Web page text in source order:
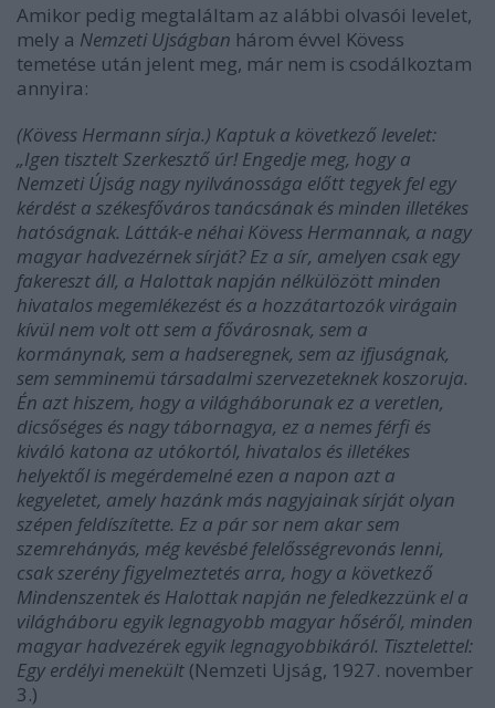
Amikor pedig megtaláltam az alábbi olvasói levelet,
mely a Nemzeti Ujságban három évvel Kövess
temetése után jelent meg, már nem is csodálkoztam
annyira:
(Kövess Hermann sírja.) Kaptuk a következő levelet:
„Igen tisztelt Szerkesztő úr! Engedje meg, hogy a
Nemzeti Újság nagy nyilvánossága előtt tegyek fel egy
kérdést a székesfőváros tanácsának és minden illetékes
hatóságnak. Látták-e néhai Kövess Hermannak, a nagy
magyar hadvezérnek sírját? Ez a sír, amelyen csak egy
fakereszt áll, a Halottak napján nélkülözött minden
hivatalos megemlékezést és a hozzátartozók virágain
kívül nem volt ott sem a fővárosnak, sem a
kormánynak, sem a hadseregnek, sem az ifjuságnak,
sem semminemü társadalmi szervezeteknek koszoruja.
Én azt hiszem, hogy a világháborunak ez a veretlen,
dicsőséges és nagy tábornagya, ez a nemes férfi és
kiváló katona az utókortól, hivatalos és illetékes
helyektől is megérdemelné ezen a napon azt a
kegyeletet, amely hazánk más nagyjainak sírját olyan
szépen feldíszítette. Ez a pár sor nem akar sem
szemrehányás, még kevésbé felelősségrevonás lenni,
csak szerény figyelmeztetés arra, hogy a következő
Mindenszentek és Halottak napján ne feledkezzünk el a
világháboru egyik legnagyobb magyar hőséről, minden
magyar hadvezérek egyik legnagyobbikáról. Tisztelettel:
Egy erdélyi menekült (Nemzeti Ujság, 1927. november
3.)